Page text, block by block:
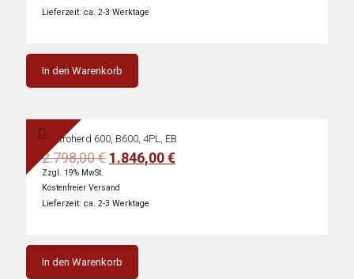
3.249,00 €
Lieferzeit: ca. 2-3 Werktage
In den Warenkorb
Elektroherd 600, B600, 4PL, EB
2.798,00€ Ursprünglicher
war:
2.798,00 €
1.846,00€Aktueller
Zzgl. 19% MwSt.
Kostenfreier Versand
Lieferzeit: ca. 2-3 Werktage
In den Warenkorb